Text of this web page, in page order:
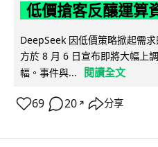
低價搶客反釀運算
DeepSeek 因低價策略掀起需
方於 8 月 6 日宣布即將大幅上
幅。事件與...
閱讀全文
69 20 ↗ 分享